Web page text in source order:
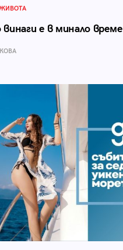
е в минало време